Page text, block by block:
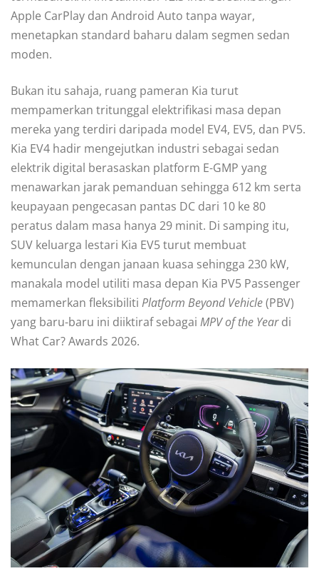
Apple CarPlay dan Android Auto tanpa wayar,
menetapkan standard baharu dalam segmen sedan
moden.
Bukan itu sahaja, ruang pameran Kia turut
mempamerkan tritunggal elektrifikasi masa depan
mereka yang terdiri daripada model EV4, EV5, dan PV5.
Kia EV4 hadir mengejutkan industri sebagai sedan
elektrik digital berasaskan platform E-GMP yang
menawarkan jarak pemanduan sehingga 612 km serta
keupayaan pengecasan pantas DC dari 10 ke 80
peratus dalam masa hanya 29 minit. Di samping itu,
SUV keluarga lestari Kia EV5 turut membuat
kemunculan dengan janaan kuasa sehingga 230 kW,
manakala model utiliti masa depan Kia PV5 Passenger
memamerkan fleksibiliti Platform Beyond Vehicle(PBV)
yang baru-baru ini diiktiraf sebagai MPV of the Yeardi
What Car? Awards 2026.